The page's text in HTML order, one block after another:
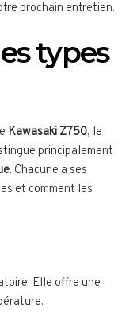
prochain entretien.
types
Kawasaki Z750, le
principalement
. Chacune a ses
et comment les
Elle offre une